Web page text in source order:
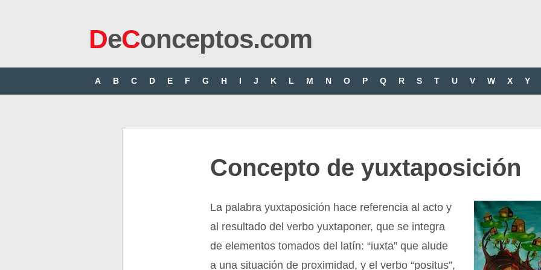
DeConceptos.com
A B C D E F G H I J K L M N O P Q R S T U V W X Y
Concepto de yuxtaposición
La palabra yuxtaposición hace referencia al acto y
al resultado del verbo yuxtaponer, que se integra
de elementos tomados del latín: “iuxta” que alude
a una situación de proximidad, y el verbo “positus”,